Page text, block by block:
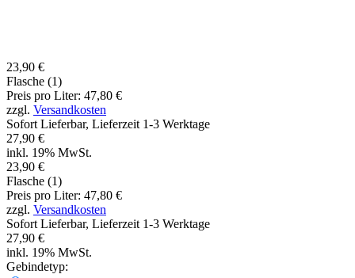
23,90 €
Flasche (1)
Preis pro Liter: 47,80 €
zzgl. Versandkosten
Sofort Lieferbar, Lieferzeit 1-3 Werktage
27,90 €
inkl. 19% MwSt.
23,90 €
Flasche (1)
Preis pro Liter: 47,80 €
zzgl. Versandkosten
Sofort Lieferbar, Lieferzeit 1-3 Werktage
27,90 €
inkl. 19% MwSt.
Gebindetyp: